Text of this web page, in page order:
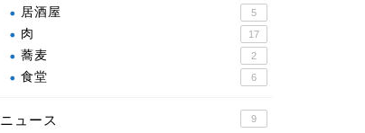
居酒屋 5
肉 17
蕎麦 2
食堂 6
ニュース 9